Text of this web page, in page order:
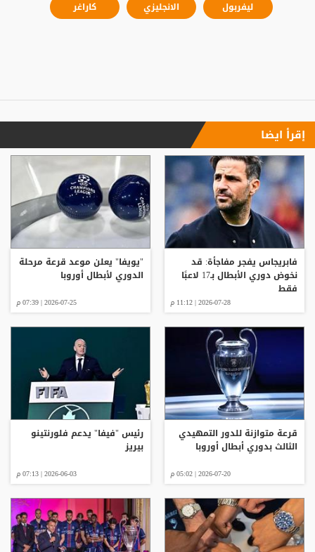
ليفربول الانجليزي كاراغر
إقرأ ايضا
فابريجاس يفجر مفاجأة: قد
نخوض دوري الأبطال بـ17 لاعبًا
فقط
2026-07-28 | 11:12 م
"يويفا" يعلن موعد قرعة مرحلة
الدوري لأبطال أوروبا
2026-07-25 | 07:39 م
قرعة متوازنة للدور التمهيدي
الثالث بدوري أبطال أوروبا
2026-07-20 | 05:02 م
رئيس "فيفا" يدعم فلورنتينو
بيريز
2026-06-03 | 07:13 م